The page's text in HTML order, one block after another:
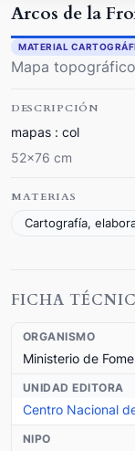
Arcos de la
MATERIAL
Mapa
DESCRIPCIÓN
mapas : col
52x76 cm
MATERIAS
Cartografía,
FICHA
ORGANISMO
Ministerio de
UNIDAD EDITORA
Centro Nacional
NIPO